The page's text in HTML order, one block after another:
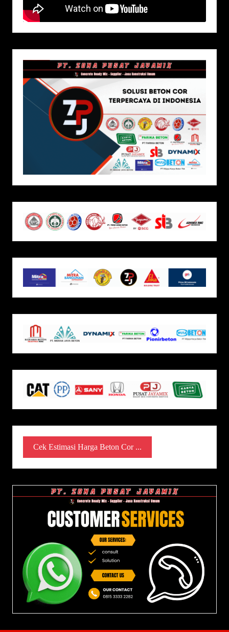
Cek Estimasi Harga Beton Cor ...